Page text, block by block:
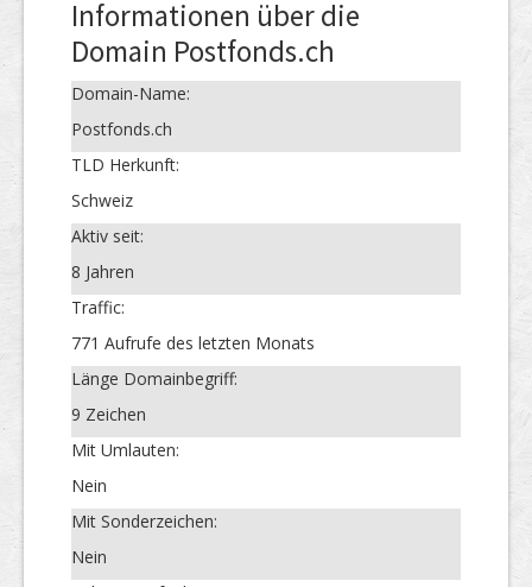
Informationen über die
Domain Postfonds.ch
Domain-Name:
Postfonds.ch
TLD Herkunft:
Schweiz
Aktiv seit:
8 Jahren
Traffic:
771 Aufrufe des letzten Monats
Länge Domainbegriff:
9 Zeichen
Mit Umlauten:
Nein
Mit Sonderzeichen:
Nein